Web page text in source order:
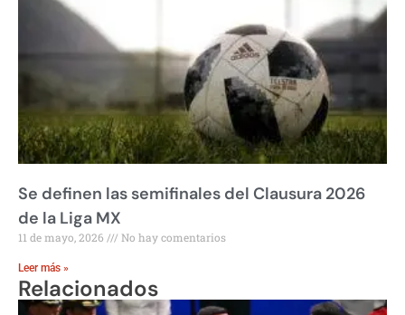
Se definen las semifinales del Clausura 2026
de la Liga MX
11 de mayo, 2026 No hay comentarios
Leer más »
Relacionados